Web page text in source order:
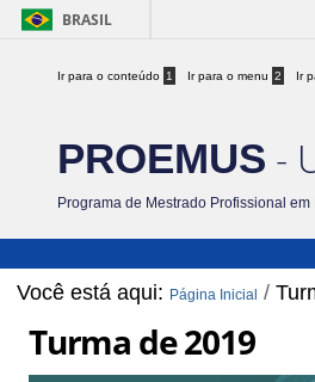
BRASIL
Ir para o conteúdo 1 Ir para o menu 2 Ir
PROEMUS -
Programa de Mestrado Profissional
Você está aqui: Página Inicial /
Turma de 2019